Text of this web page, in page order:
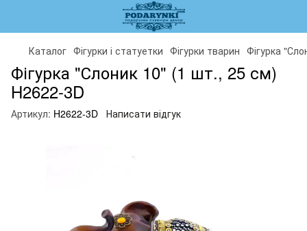
Каталог Фігурки і статуетки Фігурки тварин Фігурка
Фігурка "Слоник 10" (1 шт., 25 см)
H2622-3D
Артикул: H2622-3D Написати відгук